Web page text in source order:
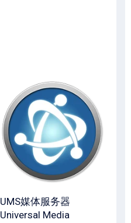
UMS媒体服务器
Universal Media